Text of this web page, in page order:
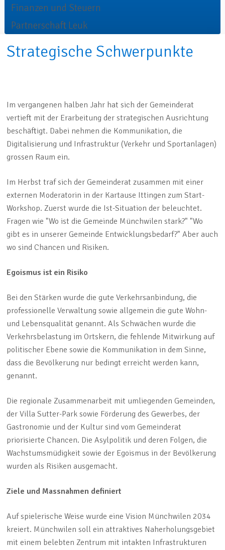
Finanzen und Steuern
Partnerschaft Leuk
Strategische Schwerpunkte
Im vergangenen halben Jahr hat sich der Gemeinderat
vertieft mit der Erarbeitung der strategischen Ausrichtung
beschäftigt. Dabei nehmen die Kommunikation, die
Digitalisierung und Infrastruktur (Verkehr und Sportanlagen)
grossen Raum ein.
Im Herbst traf sich der Gemeinderat zusammen mit einer
externen Moderatorin in der Kartause Ittingen zum Start-
Workshop. Zuerst wurde die Ist-Situation der beleuchtet.
Fragen wie "Wo ist die Gemeinde Münchwilen stark?" "Wo
gibt es in unserer Gemeinde Entwicklungsbedarf?" Aber auch
wo sind Chancen und Risiken.
Egoismus ist ein Risiko
Bei den Stärken wurde die gute Verkehrsanbindung, die
professionelle Verwaltung sowie allgemein die gute Wohn-
und Lebensqualität genannt. Als Schwächen wurde die
Verkehrsbelastung im Ortskern, die fehlende Mitwirkung auf
politischer Ebene sowie die Kommunikation in dem Sinne,
dass die Bevölkerung nur bedingt erreicht werden kann,
genannt.
Die regionale Zusammenarbeit mit umliegenden Gemeinden,
der Villa Sutter-Park sowie Förderung des Gewerbes, der
Gastronomie und der Kultur sind vom Gemeinderat
priorisierte Chancen. Die Asylpolitik und deren Folgen, die
Wachstumsmüdigkeit sowie der Egoismus in der Bevölkerung
wurden als Risiken ausgemacht.
Ziele und Massnahmen definiert
Auf spielerische Weise wurde eine Vision Münchwilen 2034
kreiert. Münchwilen soll ein attraktives Naherholungsgebiet
mit einem belebten Zentrum mit intakten Infrastrukturen